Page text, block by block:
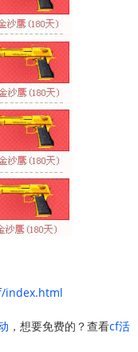
index.html
，想要免费的？查看cf活